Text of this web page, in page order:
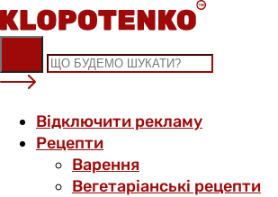
Skip
to
content
Відключити рекламу
Рецепти
Варення
Вегетаріанські рецепти